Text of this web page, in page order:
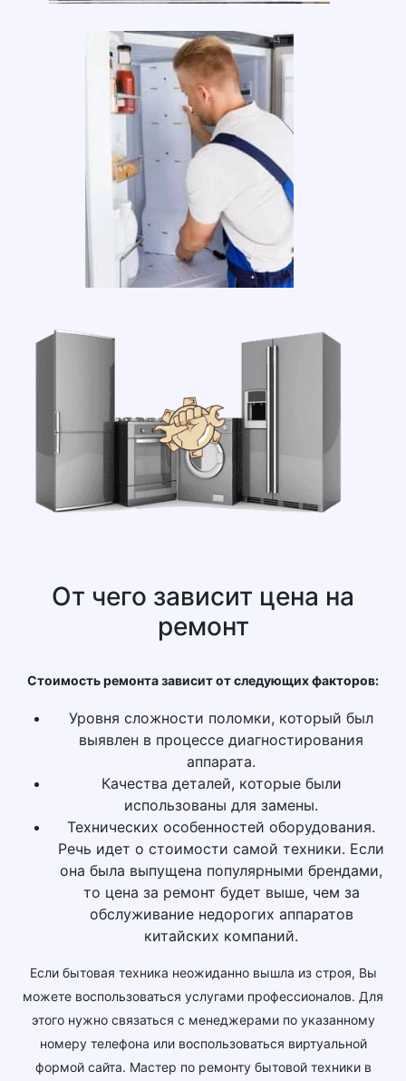
От чего зависит цена на
ремонт
Стоимость ремонта зависит от следующих факторов:
Уровня сложности поломки, который был
выявлен в процессе диагностирования
аппарата.
Качества деталей, которые были
использованы для замены.
Технических особенностей оборудования.
Речь идет о стоимости самой техники. Если
она была выпущена популярными брендами,
то цена за ремонт будет выше, чем за
обслуживание недорогих аппаратов
китайских компаний.
Если бытовая техника неожиданно вышла из строя, Вы
можете воспользоваться услугами профессионалов. Для
этого нужно связаться с менеджерами по указанному
номеру телефона или воспользоваться виртуальной
формой сайта. Мастер по ремонту бытовой техники в